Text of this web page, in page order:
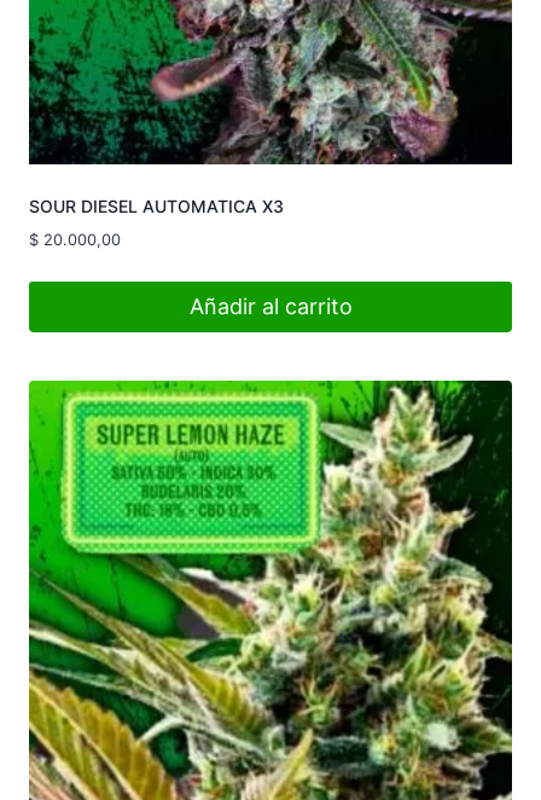
SOUR DIESEL AUTOMATICA X3
$ 20.000,00
Añadir al carrito